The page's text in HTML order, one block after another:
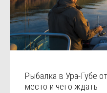
Рыбалка в Ура-Губе
место и чего ждать